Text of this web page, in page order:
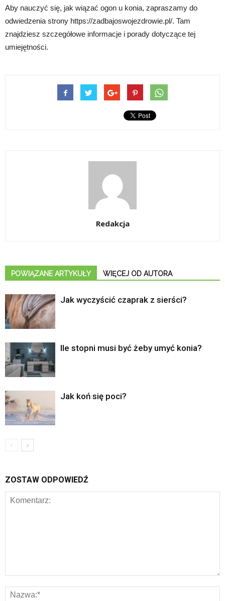
Aby nauczyć się, jak wiązać ogon u konia, zapraszamy do
odwiedzenia strony https://zadbajoswojezdrowie.pl/. Tam
znajdziesz szczegółowe informacje i porady dotyczące tej
umiejętności.
Redakcja
POWIĄZANE ARTYKUŁY WIĘCEJ OD AUTORA
Jak wyczyścić czaprak z sierści?
Ile stopni musi być żeby umyć konia?
Jak koń się poci?
ZOSTAW ODPOWIEDŹ